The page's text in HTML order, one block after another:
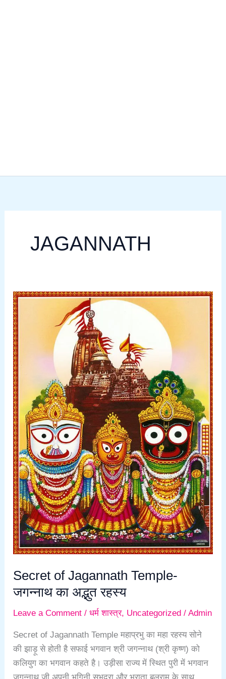
JAGANNATH
Secret of Jagannath Temple-
जगन्नाथ का अद्भुत रहस्य
Leave a Comment /धर्म शास्त्र, Uncategorized /Admin
Secret of Jagannath Temple महाप्रभु का महा रहस्य सोने
की झाड़ू से होती है सफाई भगवान श्री जगन्नाथ (श्री कृष्ण) को
कलियुग का भगवान कहते है। उड़ीसा राज्य में स्थित पुरी में भगवान
जगन्नाथ जी अपनी भगिनी सुभद्रा और भ्राता बलराम के साथ
Secret
of
Jagannath
Temple-
जगन्नाथ
का
अद्भुत
रहस्य